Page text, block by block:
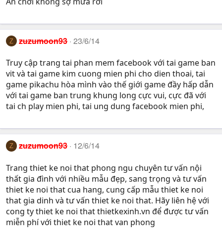
Z zuzumoon93 23/6/14
Truy cập trang tai phan mem facebook với tai game ban
vit và tai game kim cuong mien phi cho dien thoai, tai
game pikachu hòa mình vào thế giới game đầy hấp dẫn
với tai game ban trung khung long cực vui, cực đã với
tai ch play mien phi, tai ung dung facebook mien phi,
Z zuzumoon93 12/6/14
Trang thiet ke noi that phong ngu chuyên tư vấn nội
thất gia đình với nhiều mẫu đẹp, sang trọng và tư vấn
thiet ke noi that cua hang, cung cấp mẫu thiet ke noi
that gia dinh và tư vấn thiet ke noi that. Hãy liên hệ với
cong ty thiet ke noi that thietkexinh.vn để được tư vấn
miễn phí với thiet ke noi that van phong